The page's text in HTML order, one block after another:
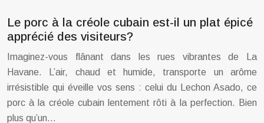
Le porc à la créole cubain est-il un plat épicé
apprécié des visiteurs?
Imaginez-vous flânant dans les rues vibrantes de La
Havane. L’air, chaud et humide, transporte un arôme
irrésistible qui éveille vos sens : celui du Lechon Asado, ce
porc à la créole cubain lentement rôti à la perfection. Bien
plus qu’un…